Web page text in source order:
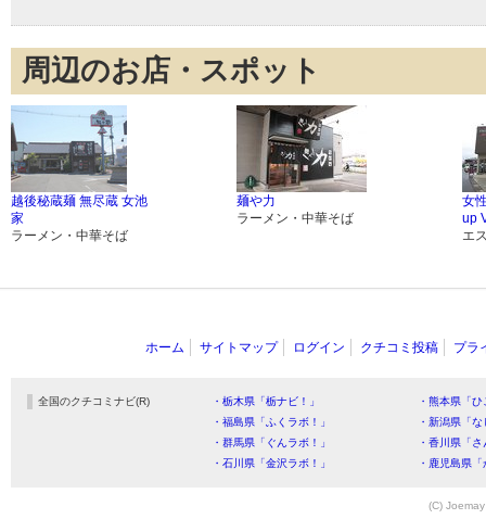
周辺のお店・スポット
越後秘蔵麺 無尽蔵 女池
家
ラーメン・中華そば
麺や力
ラーメン・中華そば
女
up
エ
ホーム サイトマップ ログイン クチコミ投稿 プラ
全国のクチコミナビ(R) ・栃木県「栃ナビ！」
・熊本県「
・福島県「ふくラボ！」
・新潟県「
・群馬県「ぐんラボ！」
・香川県「
・石川県「金沢ラボ！」
・鹿児島県
(C)